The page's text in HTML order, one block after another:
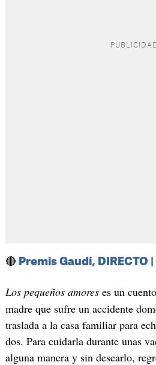
🔴 Premis Gaudí, DIRECTO
Los pequeños amores es un
madre que sufre un accidente
traslada a la casa familiar para
dos. Para cuidarla durante unas
alguna manera y sin desearlo,